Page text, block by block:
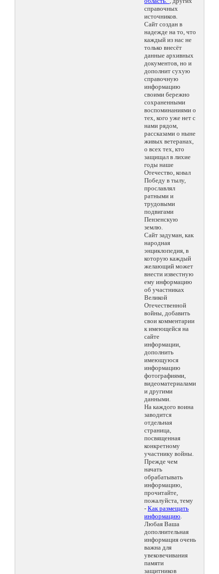
справочных
источников.
Сайт создан в
надежде на то, что
каждый из нас не
только внесёт
данные архивных
документов, но и
дополнит сухую
справочную
информацию
своими бережно
сохраненными
воспоминаниями о
тех, кого уже нет с
нами рядом,
рассказами о ныне
живых ветеранах,
о всех тех, кто
защищал в лихие
годы наше
Отечество, ковал
Победу в тылу,
прославлял
ратными и
трудовыми
подвигами
Пензенскую
землю.
Сайт задуман, как
народная
энциклопедия, в
которую каждый
желающий может
внести известную
ему информацию
об участниках
Великой
Отечественной
войны, добавить
свои комментарии
к имеющейся на
сайте
информации,
дополнить
имеющуюся
информацию
фотографиями,
видеоматериалами
и другими
данными.
На каждого воина
заводится
отдельная
страница,
посвященная
конкретному
участнику войны.
Прежде чем
начать
обрабатывать
информацию,
прочитайте,
пожалуйста, тему
- Как размещать
информацию.
Любая Ваша
дополнительная
информация очень
важна для
увековечивания
памяти
защитников